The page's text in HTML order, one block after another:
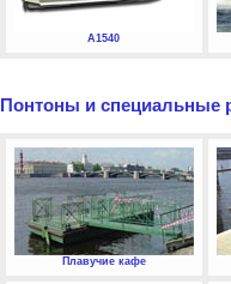
А1540
Понтоны и специальные
Плавучие кафе